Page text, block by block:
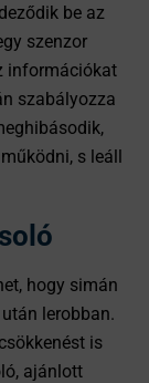
be az
szenzor
információkat
szabályozza
s leáll
hogy simán
lerobban.
is
ajánlott